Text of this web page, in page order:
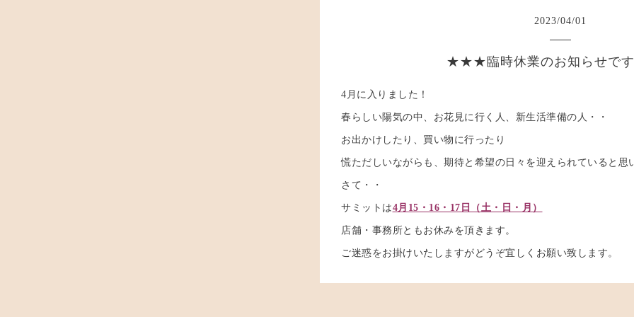
2023/04/01
★★★臨時休業のお知らせ
4月に入りました！
春らしい陽気の中、お花見に行く人、新生活準備の人・・
お出かけしたり、買い物に行ったり
慌ただしいながらも、期待と希望の日々を迎えられていると思
さて・・
サミットは4月15・16・17日（土・日・月）
店舗・事務所ともお休みを頂きます。
ご迷惑をお掛けいたしますがどうぞ宜しくお願い致します。